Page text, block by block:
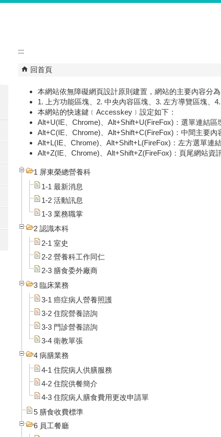
:::
回首頁
本網站依無障礙網頁設計原則建置，網站的主要內容分為
1. 上方功能區塊、2. 中央內容區塊、3. 左方導覽區塊、
本網站的快速鍵﹝Accesskey﹞設定如下：
Alt+U(IE、Chrome)、Alt+Shift+U(FireFox)：選單連結區
Alt+C(IE、Chrome)、Alt+Shift+C(FireFox)：中間主要
Alt+L(IE、Chrome)、Alt+Shift+L(FireFox)：左方選單連
Alt+Z(IE、Chrome)、Alt+Shift+Z(FireFox)：頁尾網站資訊
1 屏東榮總營養科
1-1 最新消息
1-2 活動訊息
1-3 業務職掌
2 認識本科
2-1 室史
2-2 營養科工作同仁
2-3 膳食委外廠商
3 臨床業務
3-1 癌症病人營養照護
3-2 住院營養諮詢
3-3 門診營養諮詢
3-4 衛教單張
4 病膳業務
4-1 住院病人供膳服務
4-2 住院供餐簡介
4-3 住院病人膳食費用更改申請單
5 膳食收費標準
6 員工餐廳